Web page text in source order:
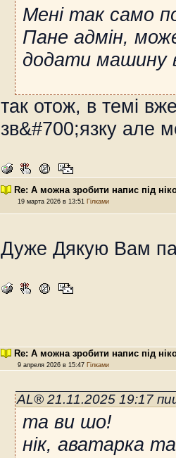
Мені так само
Пане адмін,
додати машину
так отож, в темі
зв&#700;язку але
Re: А можна зробити напис під
19 марта 2026 в 13:51 Гілками
Дуже Дякую Вам
Re: А можна зробити напис під
9 апреля 2026 в 15:47 Гілками
AL® 21.11.2025 19:17
та ви шо!
нік, аватарка